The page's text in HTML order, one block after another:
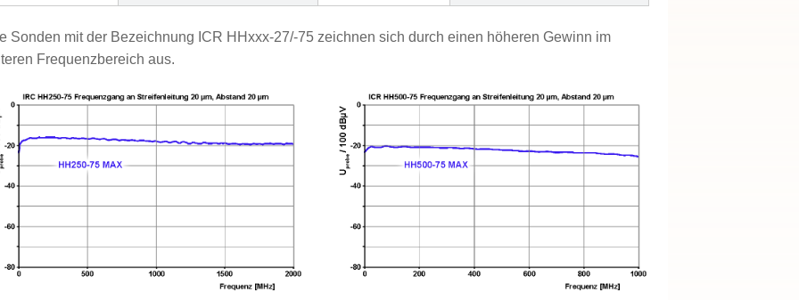
Sonden mit der Bezeichnung ICR HHxxx-27/-75 zeichnen sich durch einen höheren Gewinn im
Frequenzbereich aus.